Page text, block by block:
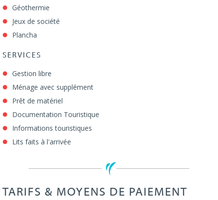
Géothermie
Jeux de société
Plancha
SERVICES
Gestion libre
Ménage avec supplément
Prêt de matériel
Documentation Touristique
Informations touristiques
Lits faits à l'arrivée
TARIFS & MOYENS DE PAIEMENT